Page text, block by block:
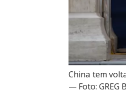
China tem
— Foto: GREG